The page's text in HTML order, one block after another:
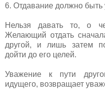
6. Отдавание должно
Нельзя давать то, о
Желающий отдать
другой, и лишь затем
дойти до его целей.
Уважение к пути
идущего, возвращает